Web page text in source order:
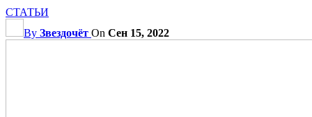
СТАТЬИ
By Звездочёт On Сен 15, 2022